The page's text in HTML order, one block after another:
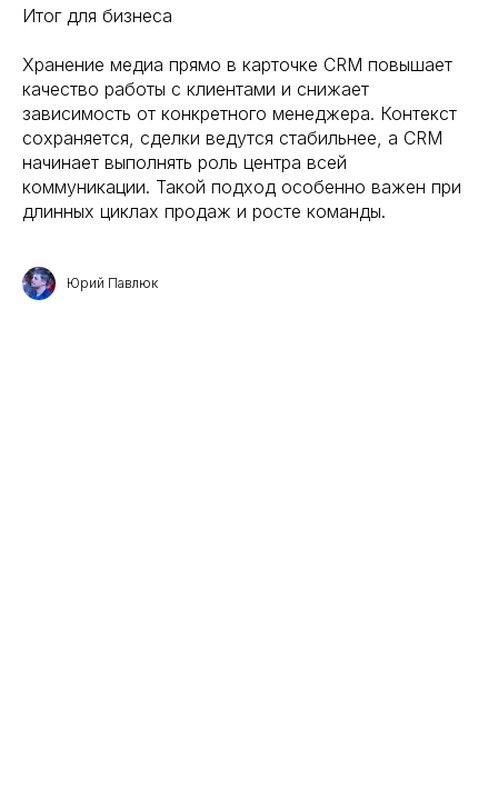
Итог для бизнеса
Хранение медиа прямо в карточке CRM повышает
качество работы с клиентами и снижает
зависимость от конкретного менеджера. Контекст
сохраняется, сделки ведутся стабильнее, а CRM
начинает выполнять роль центра всей
коммуникации. Такой подход особенно важен при
длинных циклах продаж и росте команды.
Юрий Павлюк